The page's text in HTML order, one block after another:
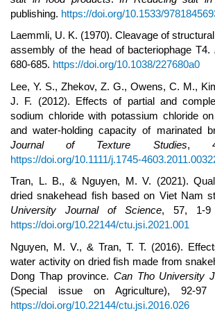
publishing. https://doi.org/10.1533/
Laemmli, U. K. (1970). Cleavage of
assembly of the head of bacteriophage T4.
680-685. https://doi.org/10.1038/227680a0
Lee, Y. S., Zhekov, Z. G., Owens, C. M.,
J. F. (2012). Effects of partial and
sodium chloride with potassium chloride
and water‐holding capacity of marinated
Journal of Texture Studies,
https://doi.org/10.1111/j.1745-
Tran, L. B., & Nguyen, M. V. (2021).
dried snakehead fish based on Viet Nam
University Journal of Science, 57, 1-
https://doi.org/10.22144/ctu.jsi.2021.001
Nguyen, M. V., & Tran, T. T. (2016).
water activity on dried fish made from
Dong Thap province. Can Tho University
(Special issue on Agriculture), 92-
https://doi.org/10.22144/ctu.jsi.2016.026